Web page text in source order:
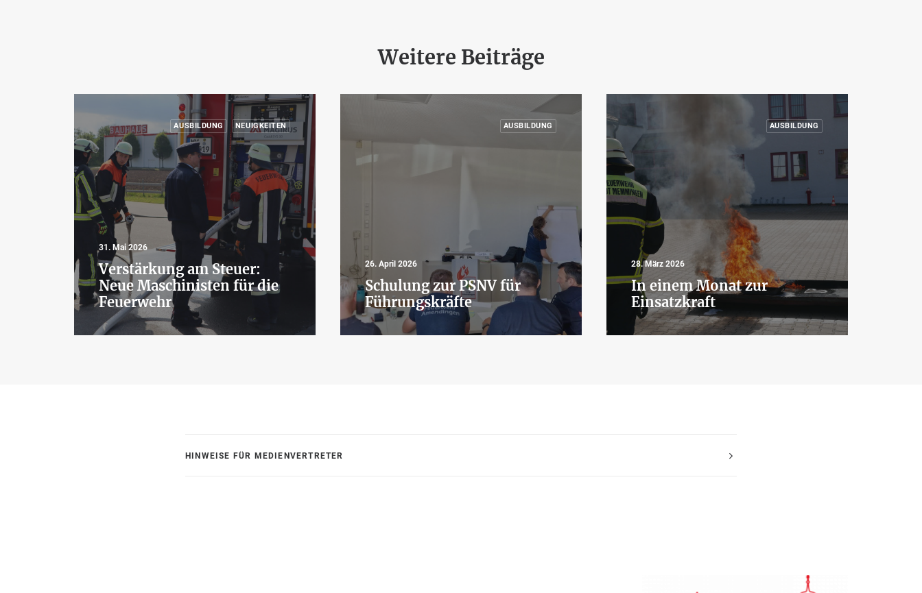
Weitere Beiträge
AUSBILDUNG NEUIGKEITEN
31. Mai 2026
Verstärkung am Steuer:
Neue Maschinisten für die
Feuerwehr
AUSBILDUNG
26. April 2026
Schulung zur PSNV für
Führungskräfte
AUSBILDUNG
28. März 2026
In einem Monat zur
Einsatzkraft
HINWEISE FÜR MEDIENVERTRETER